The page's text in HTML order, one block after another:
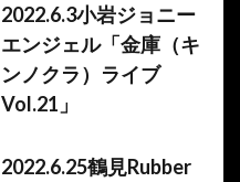
2022.6.3小岩ジョニー
エンジェル「金庫（キ
ンノクラ）ライブ
Vol.21」
2022.6.25鶴見Rubber